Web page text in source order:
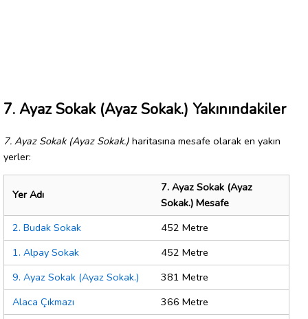
7. Ayaz Sokak (Ayaz Sokak.) Yakınındakiler
7. Ayaz Sokak (Ayaz Sokak.) haritasına mesafe olarak en yakın
yerler:
Yer Adı
7. Ayaz Sokak (Ayaz
Sokak.) Mesafe
2. Budak Sokak
452 Metre
1. Alpay Sokak
452 Metre
9. Ayaz Sokak (Ayaz Sokak.)
381 Metre
Alaca Çıkmazı
366 Metre